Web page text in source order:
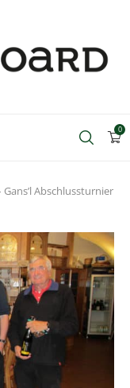
0
Gans’l Abschlussturnier